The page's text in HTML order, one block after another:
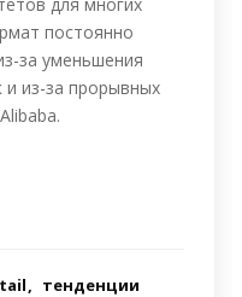
постоянно
за уменьшения
и из-за прорывных
тенденции